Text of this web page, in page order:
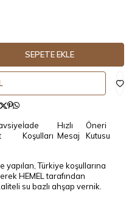
SEPETE EKLE
İade
Koşulları
Hızlı
Mesaj
Öneri
Kutusu
yapılan, Türkiye koşullarına
HEMEL tarafından
su bazlı ahşap vernik.